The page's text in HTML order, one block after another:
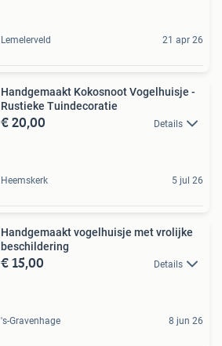
Lemelerveld 21 apr 26
Handgemaakt Kokosnoot Vogelhuisje -
Rustieke Tuindecoratie
€ 20,00 Details
Heemskerk 5 jul 26
Handgemaakt vogelhuisje met vrolijke
beschildering
€ 15,00 Details
's-Gravenhage 8 jun 26